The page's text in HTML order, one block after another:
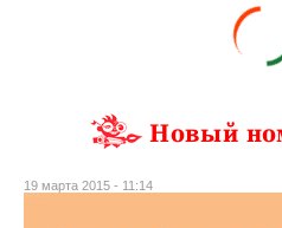
Новый
19 марта 2015 - 11:14